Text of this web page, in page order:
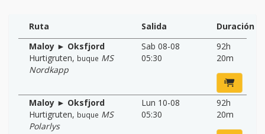
Ruta Salida
Duración
Maloy ► Oksfjord
Hurtigruten, buque MS
Nordkapp
Sab 08-08
05:30
92h
20m
Maloy ► Oksfjord
Hurtigruten, buque MS
Polarlys
Lun 10-08
05:30
92h
20m